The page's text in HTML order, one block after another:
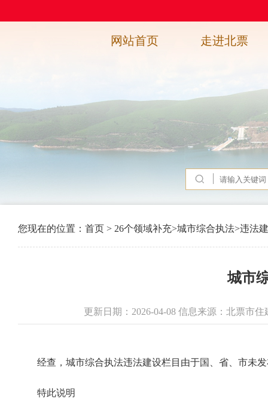
网站首页 走进北票
您现在的位置： 首页 > 26个领域补充>城市综合执法>违法
城市
更新日期：2026-04-08 信息来源：北票市
经查，城市综合执法违法建设栏目由于国、省、市未
特此说明